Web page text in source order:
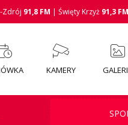
Zdrój 91,8 FM | Święty Krzyż 91,3 FM
KAMERY